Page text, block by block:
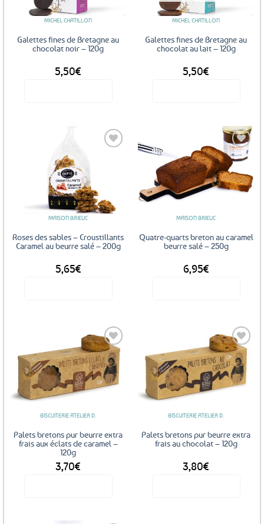
MICHEL CHATILLON
Galettes fines de Bretagne au
chocolat noir – 120g
5,50€
MICHEL CHATILLON
Galettes fines de Bretagne au
chocolat au lait – 120g
5,50€
MAISON BRIEUC
Roses des sables – Croustillants
Caramel au beurre salé – 200g
5,65€
Ajouter
aux
favoris
MAISON BRIEUC
Quatre-quarts breton au caramel
beurre salé – 250g
6,95€
Ajouter
aux
favoris
BISCUITERIE ATELIER D.
Palets bretons pur beurre extra
frais aux éclats de caramel –
120g
3,70€
Ajouter
aux
favoris
BISCUITERIE ATELIER D.
Palets bretons pur beurre extra
frais au chocolat – 120g
3,80€